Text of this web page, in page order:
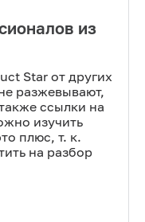
из
Star от других
разжевывают,
ссылки на
изучить
плюс, т. к.
на разбор